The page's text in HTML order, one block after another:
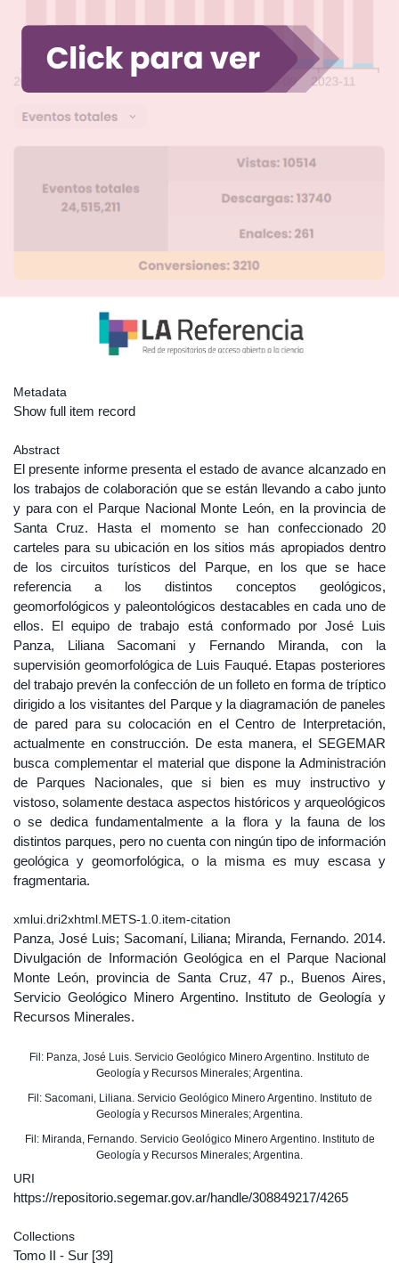
Metadata
Show full item record
Abstract
El presente informe presenta el estado de avance alcanzado en
los trabajos de colaboración que se están llevando a cabo junto
y para con el Parque Nacional Monte León, en la provincia de
Santa Cruz. Hasta el momento se han confeccionado 20
carteles para su ubicación en los sitios más apropiados dentro
de los circuitos turísticos del Parque, en los que se hace
referencia a los distintos conceptos geológicos,
geomorfológicos y paleontológicos destacables en cada uno de
ellos. El equipo de trabajo está conformado por José Luis
Panza, Liliana Sacomani y Fernando Miranda, con la
supervisión geomorfológica de Luis Fauqué. Etapas posteriores
del trabajo prevén la confección de un folleto en forma de tríptico
dirigido a los visitantes del Parque y la diagramación de paneles
de pared para su colocación en el Centro de Interpretación,
actualmente en construcción. De esta manera, el SEGEMAR
busca complementar el material que dispone la Administración
de Parques Nacionales, que si bien es muy instructivo y
vistoso, solamente destaca aspectos históricos y arqueológicos
o se dedica fundamentalmente a la flora y la fauna de los
distintos parques, pero no cuenta con ningún tipo de información
geológica y geomorfológica, o la misma es muy escasa y
fragmentaria.
xmlui.dri2xhtml.METS-1.0.item-citation
Panza, José Luis; Sacomaní, Liliana; Miranda, Fernando. 2014.
Divulgación de Información Geológica en el Parque Nacional
Monte León, provincia de Santa Cruz, 47 p., Buenos Aires,
Servicio Geológico Minero Argentino. Instituto de Geología y
Recursos Minerales.
Fil: Panza, José Luis. Servicio Geológico Minero Argentino. Instituto de
Geología y Recursos Minerales; Argentina.
Fil: Sacomani, Liliana. Servicio Geológico Minero Argentino. Instituto de
Geología y Recursos Minerales; Argentina.
Fil: Miranda, Fernando. Servicio Geológico Minero Argentino. Instituto de
Geología y Recursos Minerales; Argentina.
URI
https://repositorio.segemar.gov.ar/handle/308849217/4265
Collections
Tomo II - Sur [39]